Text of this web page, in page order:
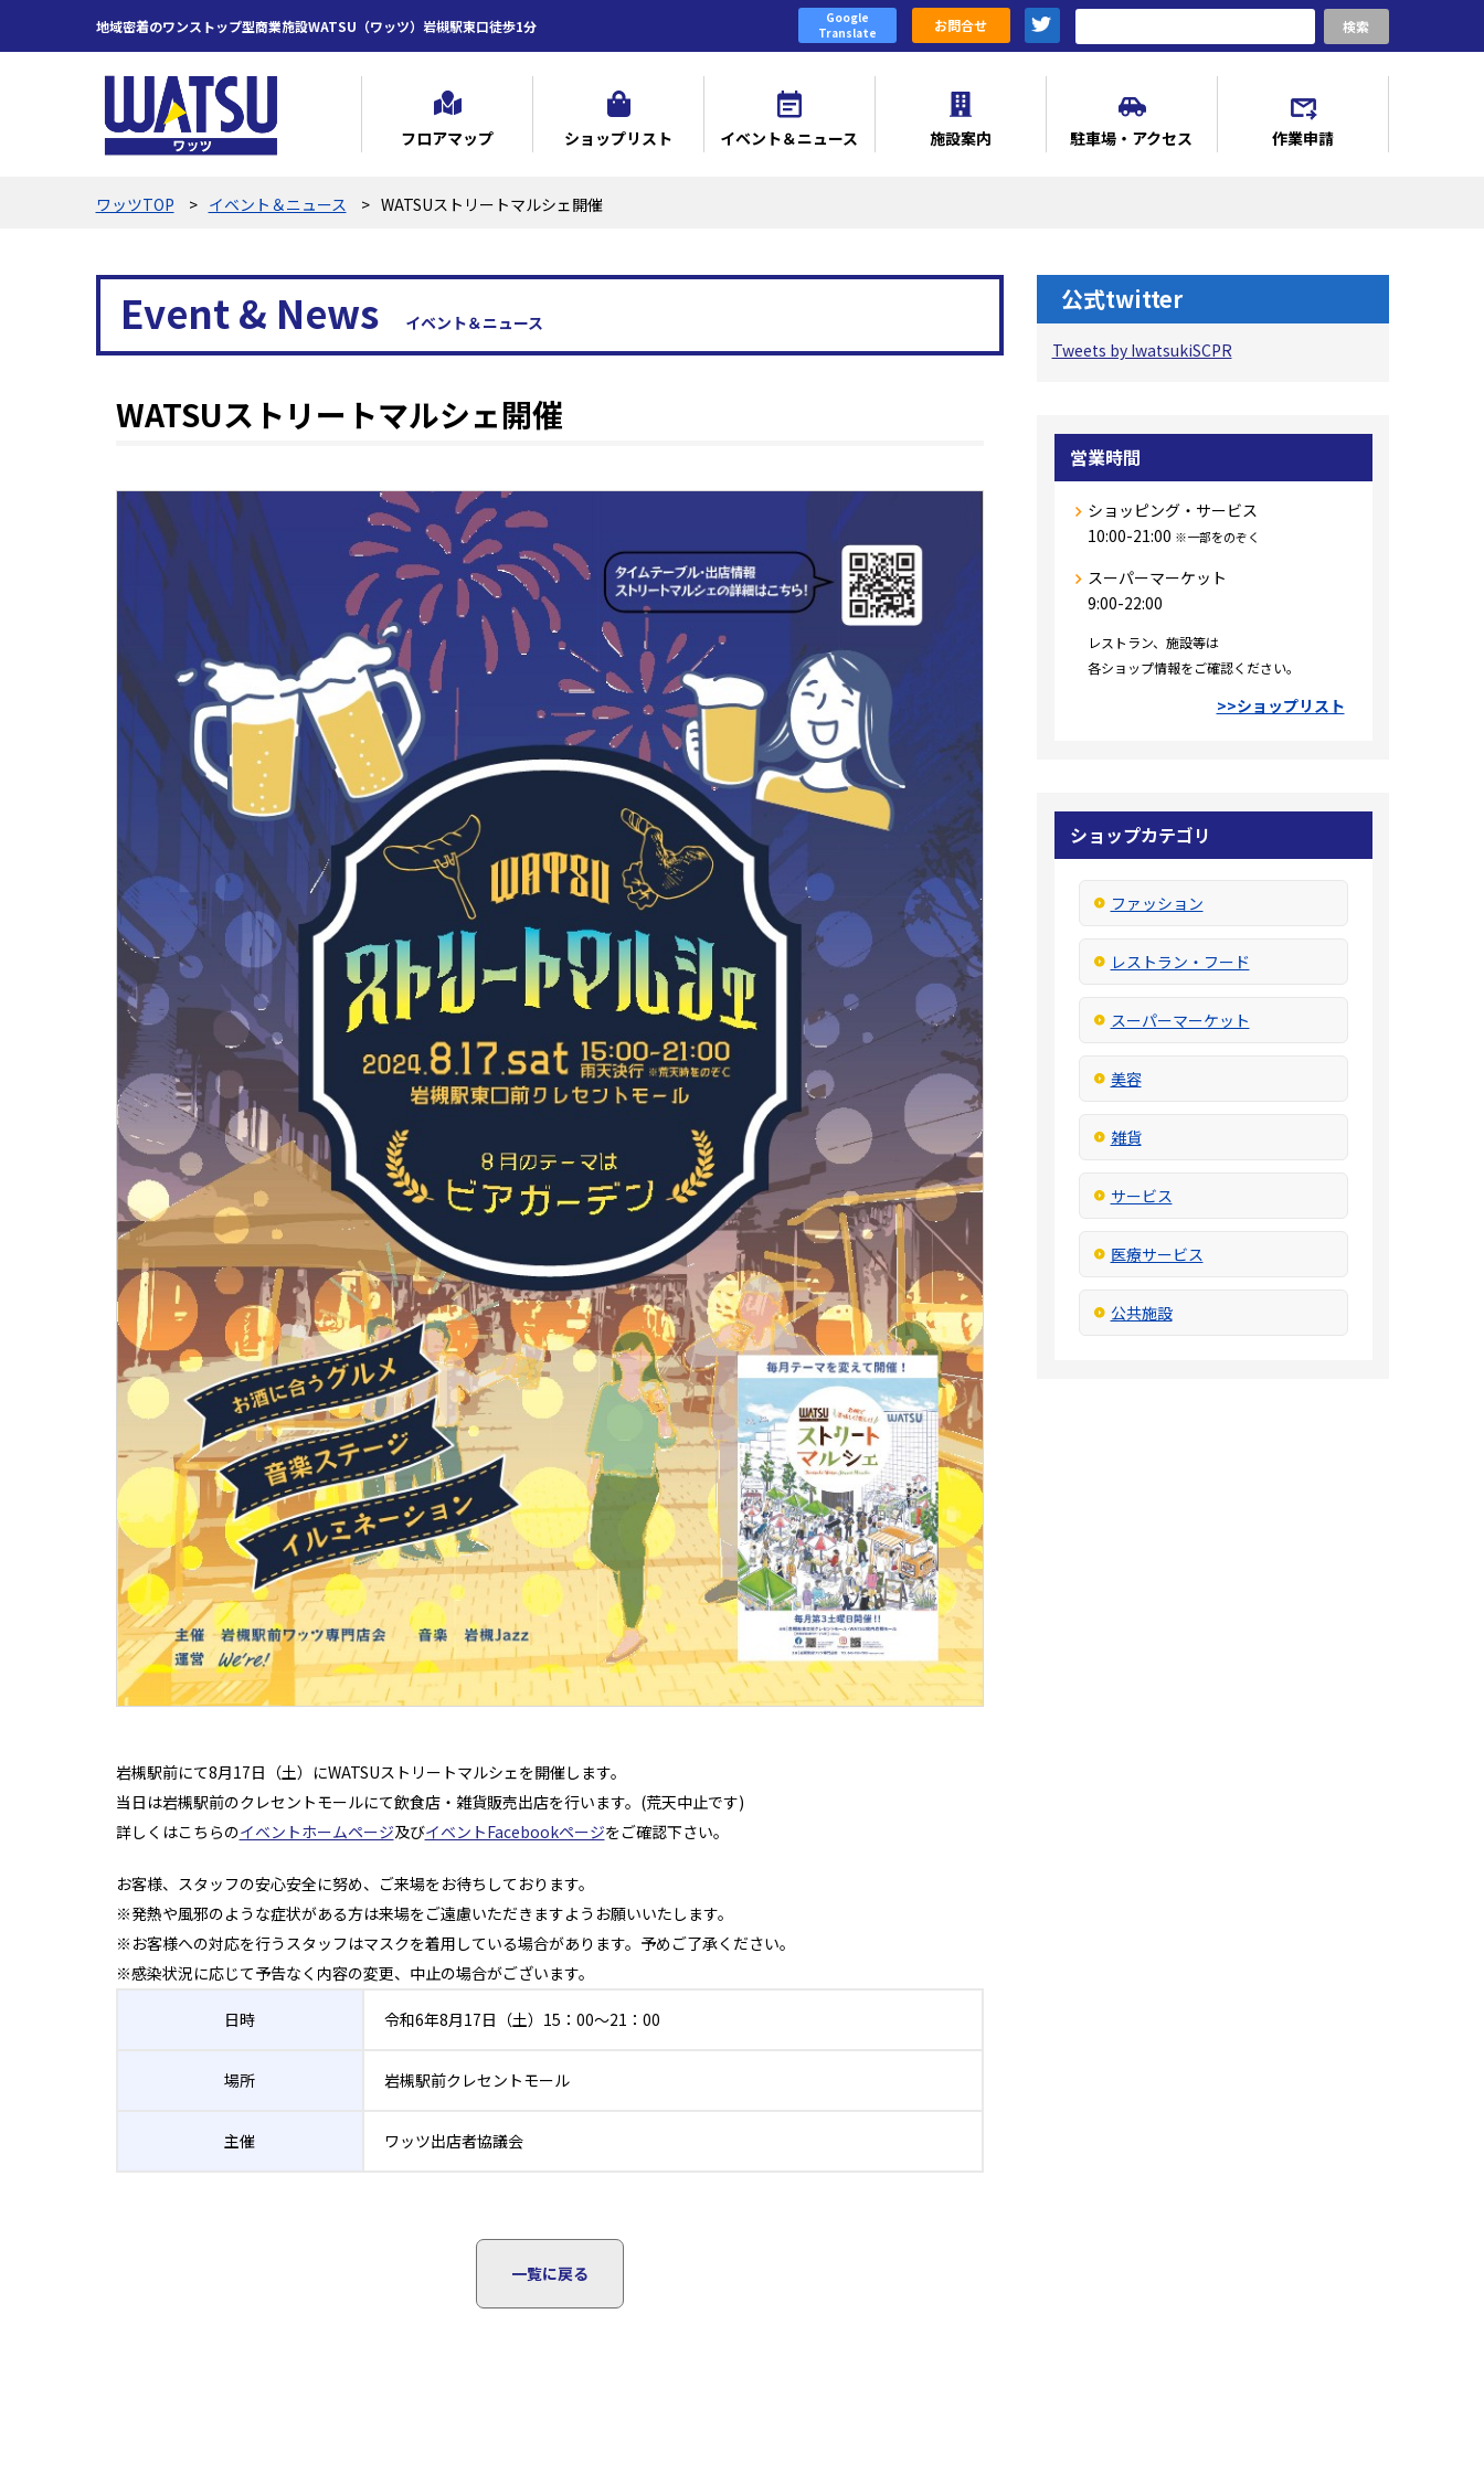
地域密着のワンストップ型商業施設WATSU（ワッツ）岩槻駅東口徒歩1分
Google
Translate
お問合せ 検索
フロアマップ ショップリスト イベント＆ニュース 施設案内 駐車場・アクセス 作業申請
ワッツTOP イベント＆ニュース WATSUストリートマルシェ開催
Event & News イベント＆ニュース
WATSUストリートマルシェ開催
岩槻駅前にて8月17日（土）にWATSUストリートマルシェを開催します。
当日は岩槻駅前のクレセントモールにて飲食店・雑貨販売出店を行います。(荒天中止です)
詳しくはこちらのイベントホームページ及びイベントFacebookページをご確認下さい。
お客様、スタッフの安心安全に努め、ご来場をお待ちしております。
※発熱や風邪のような症状がある方は来場をご遠慮いただきますようお願いいたします。
※お客様への対応を行うスタッフはマスクを着用している場合があります。予めご了承ください。
※感染状況に応じて予告なく内容の変更、中止の場合がございます。
日時 令和6年8月17日（土）15：00～21：00
場所 岩槻駅前クレセントモール
主催 ワッツ出店者協議会
一覧に戻る
公式twitter
Tweets by IwatsukiSCPR
営業時間
ショッピング・サービス
10:00-21:00 ※一部をのぞく
スーパーマーケット
9:00-22:00
レストラン、施設等は
各ショップ情報をご確認ください。
>>ショップリスト
ショップカテゴリ
ファッション
レストラン・フード
スーパーマーケット
美容
雑貨
サービス
医療サービス
公共施設